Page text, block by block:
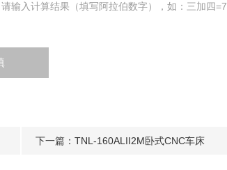
请输入计算结果（填写阿拉伯数字），如：三加四=7
下一篇： TNL-160ALII2M卧式CNC车床